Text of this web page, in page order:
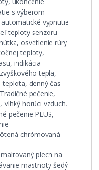
s výberom
vypnutie
teploty senzoru
osvetlenie rúry
teploty,
indikácia
tepla,
teplota, denný čas
pečenie,
Vlhký horúci vzduch,
pečenie PLUS,
chrómovaná
plech na
mastnoty šedý